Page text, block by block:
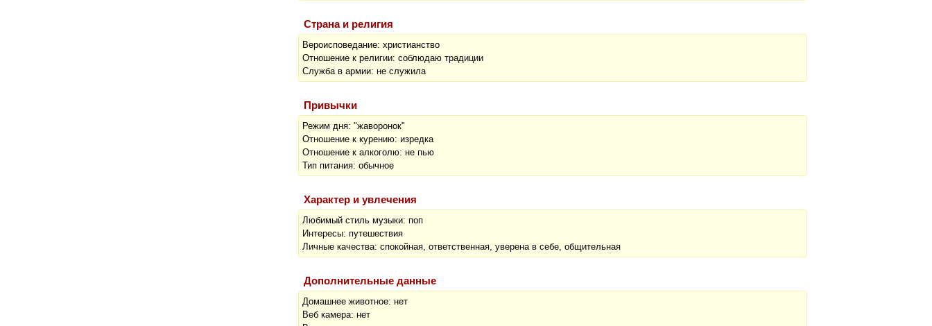
Страна и религия
Вероисповедание: христианство
Отношение к религии: соблюдаю традиции
Служба в армии: не служила
Привычки
Режим дня: "жаворонок"
Отношение к курению: изредка
Отношение к алкоголю: не пью
Тип питания: обычное
Характер и увлечения
Любимый стиль музыки: поп
Интересы: путешествия
Личные качества: спокойная, ответственная, уверена в себе, общительная
Дополнительные данные
Домашнее животное: нет
Веб камера: нет